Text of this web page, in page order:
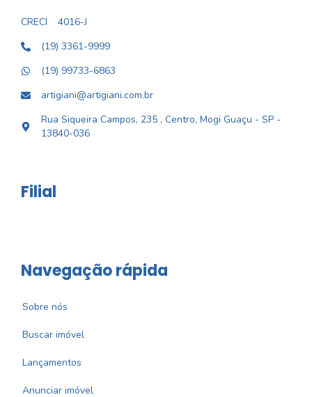
CRECI
4016-J
(19) 3361-9999
(19) 99733-6863
artigiani@artigiani.com.br
Rua Siqueira Campos, 235 , Centro, Mogi Guaçu - SP -
13840-036
Filial
Navegação rápida
Sobre nós
Buscar imóvel
Lançamentos
Anunciar imóvel